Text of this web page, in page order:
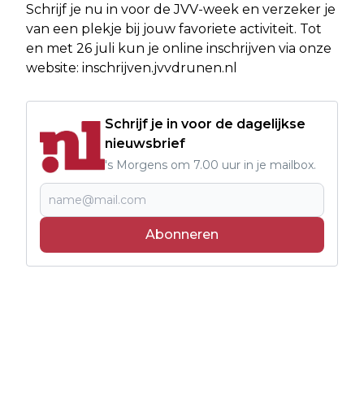
Schrijf je nu in voor de JVV-week en verzeker je
van een plekje bij jouw favoriete activiteit. Tot
en met 26 juli kun je online inschrijven via onze
website: inschrijven.jvvdrunen.nl
Schrijf je in voor de dagelijkse
nieuwsbrief
's Morgens om 7.00 uur in je mailbox.
Abonneren